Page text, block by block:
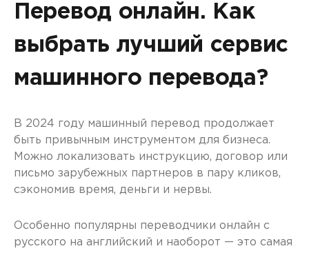
Перевод онлайн. Как
выбрать лучший сервис
машинного перевода?
В 2024 году машинный перевод продолжает
быть привычным инструментом для бизнеса.
Можно локализовать инструкцию, договор или
письмо зарубежных партнеров в пару кликов,
сэкономив время, деньги и нервы.
Особенно популярны переводчики онлайн с
русского на английский и наоборот — это самая